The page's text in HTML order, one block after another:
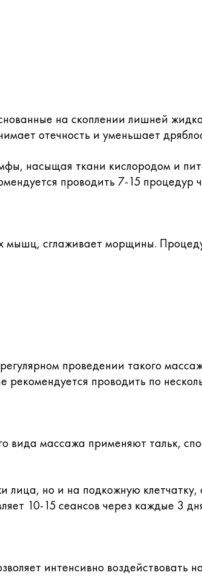
на скоплении лишней
отечность и уменьшает
насыщая ткани кислородом и
проводить 7-15 процедур
мышц, сглаживает морщины.
проведении такого
проводить по
вида массажа применяют тальк,
лица, но и на подкожную
10-15 сеансов через каждые 3
интенсивно воздействовать